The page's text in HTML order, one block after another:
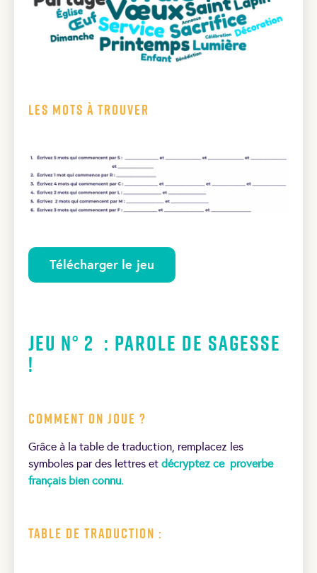
Les mots à trouver
Télécharger le jeu
Jeu N° 2 : Parole de sagesse
!
Comment on joue ?
Grâce à la table de traduction, remplacez les
symboles par des lettres et décryptez ce proverbe
français bien connu.
Table de traduction :